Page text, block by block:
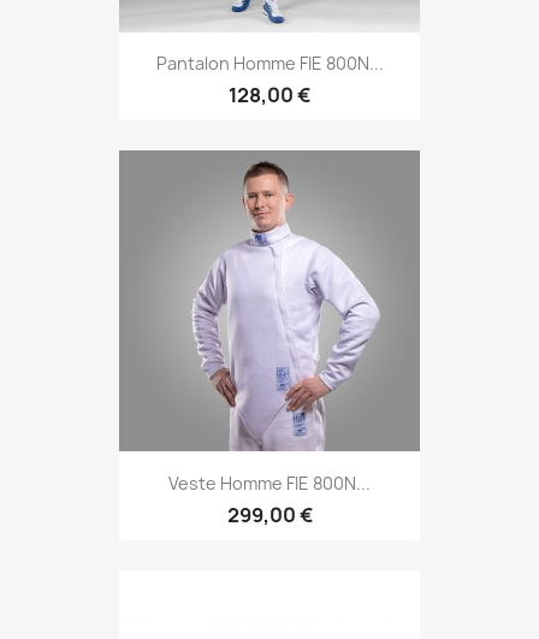
Pantalon Homme FIE 800N...
128,00 €
Veste Homme FIE 800N...
299,00 €